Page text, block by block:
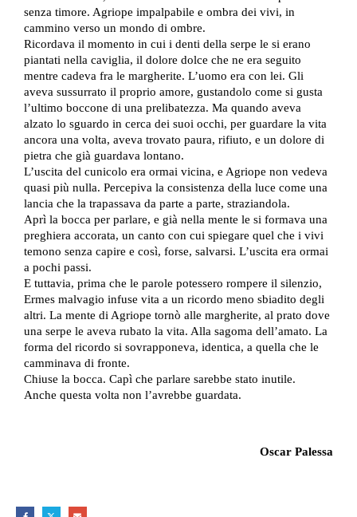
senza timore. Agriope impalpabile e ombra dei vivi, in
cammino verso un mondo di ombre.
Ricordava il momento in cui i denti della serpe le si erano
piantati nella caviglia, il dolore dolce che ne era seguito
mentre cadeva fra le margherite. L’uomo era con lei. Gli
aveva sussurrato il proprio amore, gustandolo come si gusta
l’ultimo boccone di una prelibatezza. Ma quando aveva
alzato lo sguardo in cerca dei suoi occhi, per guardare la vita
ancora una volta, aveva trovato paura, rifiuto, e un dolore di
pietra che già guardava lontano.
L’uscita del cunicolo era ormai vicina, e Agriope non vedeva
quasi più nulla. Percepiva la consistenza della luce come una
lancia che la trapassava da parte a parte, straziandola.
Aprì la bocca per parlare, e già nella mente le si formava una
preghiera accorata, un canto con cui spiegare quel che i vivi
temono senza capire e così, forse, salvarsi. L’uscita era ormai
a pochi passi.
E tuttavia, prima che le parole potessero rompere il silenzio,
Ermes malvagio infuse vita a un ricordo meno sbiadito degli
altri. La mente di Agriope tornò alle margherite, al prato dove
una serpe le aveva rubato la vita. Alla sagoma dell’amato. La
forma del ricordo si sovrapponeva, identica, a quella che le
camminava di fronte.
Chiuse la bocca. Capì che parlare sarebbe stato inutile.
Anche questa volta non l’avrebbe guardata.
Oscar Palessa